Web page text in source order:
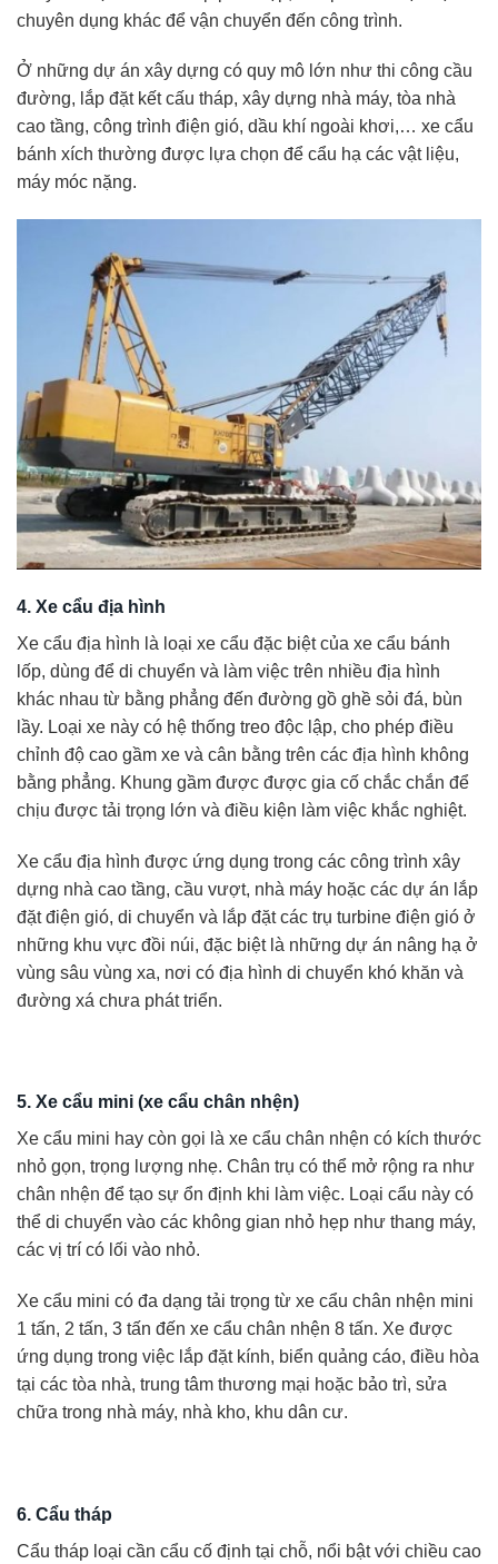
chuyên dụng khác để vận chuyển đến công trình.
Ở những dự án xây dựng có quy mô lớn như thi công cầu
đường, lắp đặt kết cấu tháp, xây dựng nhà máy, tòa nhà
cao tầng, công trình điện gió, dầu khí ngoài khơi,… xe cẩu
bánh xích thường được lựa chọn để cẩu hạ các vật liệu,
máy móc nặng.
4. Xe cẩu địa hình
Xe cẩu địa hình là loại xe cẩu đặc biệt của xe cẩu bánh
lốp, dùng để di chuyển và làm việc trên nhiều địa hình
khác nhau từ bằng phẳng đến đường gồ ghề sỏi đá, bùn
lầy. Loại xe này có hệ thống treo độc lập, cho phép điều
chỉnh độ cao gầm xe và cân bằng trên các địa hình không
bằng phẳng. Khung gầm được được gia cố chắc chắn để
chịu được tải trọng lớn và điều kiện làm việc khắc nghiệt.
Xe cẩu địa hình được ứng dụng trong các công trình xây
dựng nhà cao tầng, cầu vượt, nhà máy hoặc các dự án lắp
đặt điện gió, di chuyển và lắp đặt các trụ turbine điện gió ở
những khu vực đồi núi, đặc biệt là những dự án nâng hạ ở
vùng sâu vùng xa, nơi có địa hình di chuyển khó khăn và
đường xá chưa phát triển.
5. Xe cẩu mini (xe cẩu chân nhện)
Xe cẩu mini hay còn gọi là xe cẩu chân nhện có kích thước
nhỏ gọn, trọng lượng nhẹ. Chân trụ có thể mở rộng ra như
chân nhện để tạo sự ổn định khi làm việc. Loại cẩu này có
thể di chuyển vào các không gian nhỏ hẹp như thang máy,
các vị trí có lối vào nhỏ.
Xe cẩu mini có đa dạng tải trọng từ xe cẩu chân nhện mini
1 tấn, 2 tấn, 3 tấn đến xe cẩu chân nhện 8 tấn. Xe được
ứng dụng trong việc lắp đặt kính, biển quảng cáo, điều hòa
tại các tòa nhà, trung tâm thương mại hoặc bảo trì, sửa
chữa trong nhà máy, nhà kho, khu dân cư.
6. Cẩu tháp
Cẩu tháp loại cần cẩu cố định tại chỗ, nổi bật với chiều cao